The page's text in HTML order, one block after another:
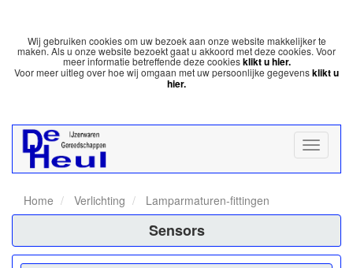
Wij gebruiken cookies om uw bezoek aan onze website makkelijker te
maken. Als u onze website bezoekt gaat u akkoord met deze cookies. Voor
meer informatie betreffende deze cookiesklikt u hier.
Voor meer uitleg over hoe wij omgaan met uw persoonlijke gegevensklikt u
hier.
Home Verlichting Lamparmaturen-fittingen
Sensors